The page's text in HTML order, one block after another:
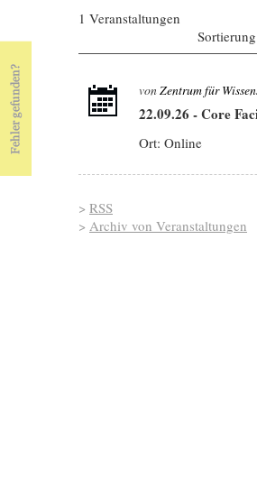
1 Veranstaltungen
vonZentrum für
22.09.26 -Core
Ort: Online
> RSS
> Archiv von Veranstaltungen